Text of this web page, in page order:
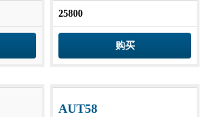
25800
购买
AUT58